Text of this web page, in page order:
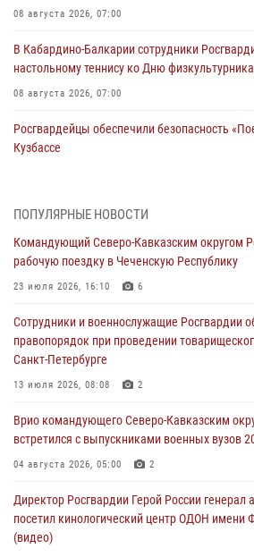
08 августа 2026, 07:00
В Кабардино-Балкарии сотрудники
настольному теннису ко Дню физкультурника
08 августа 2026, 07:00
Росгвардейцы обеспечили безопасность
Кузбассе
Военнослужащие Софринской бригады
дорогой к Победе в СВО» (видео)
08 августа 2026, 07:00
ограниченными возможностями здоровья
08 августа 2026, 06:32 1
Спецназ Росгвардии в Марий Эл почтил
08 августа 2026, 06:15 9
День физкультурника в Уральском округе
08 августа 2026, 06:03
ПОПУЛЯРНЫЕ НОВОСТИ
Командующий Северо-Кавказским округом
рабочую поездку в Чеченскую Республику
23 июля 2026, 16:10 6
Сотрудники и военнослужащие Росгвардии
правопорядок при проведении
Санкт-Петербурге
13 июля 2026, 08:08 2
Врио командующего Северо-Кавказским
встретился с выпускниками военных вузов
04 августа 2026, 05:00 2
Директор Росгвардии Герой России генерал
посетил кинологический центр ОДОН имени
(видео)